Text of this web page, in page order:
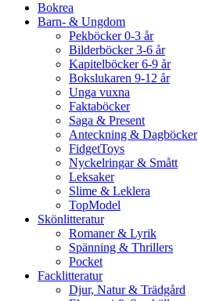
Bokrea
Barn- & Ungdom
Pekböcker 0-3 år
Bilderböcker 3-6 år
Kapitelböcker 6-9 år
Bokslukaren 9-12 år
Unga vuxna
Faktaböcker
Saga & Present
Anteckning & Dagböcker
FidgetToys
Nyckelringar & Smått
Leksaker
Slime & Leklera
TopModel
Skönlitteratur
Romaner & Lyrik
Spänning & Thrillers
Pocket
Facklitteratur
Djur, Natur & Trädgård